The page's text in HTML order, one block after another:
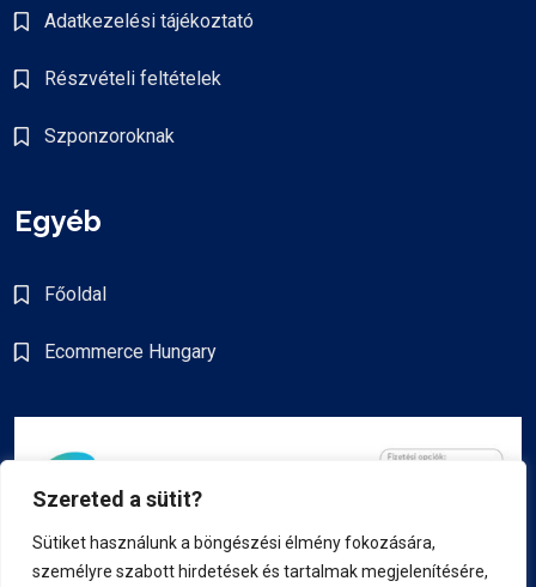
Szereted a sütit?
Sütiket használunk a böngészési élmény fokozására,
személyre szabott hirdetések és tartalmak megjelenítésére,
Adatkezelési tájékoztató
Részvételi feltételek
Szponzoroknak
Egyéb
Főoldal
Ecommerce Hungary